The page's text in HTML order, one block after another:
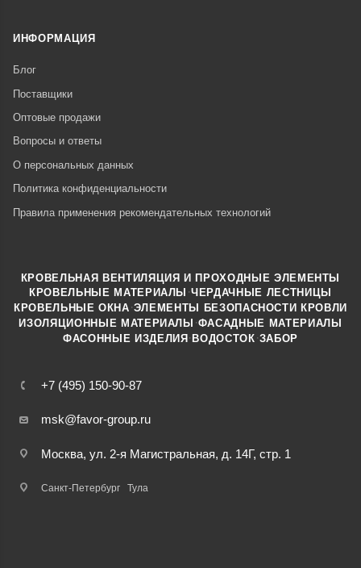
ИНФОРМАЦИЯ
Блог
Поставщики
Оптовые продажи
Вопросы и ответы
О персональных данных
Политика конфиденциальности
Правила применения рекомендательных технологий
+7 (495) 150-90-87
msk@favor-group.ru
Москва, ул. 2-я Магистральная, д. 14Г, стр. 1
Санкт-Петербург Тула
КРОВЕЛЬНАЯ ВЕНТИЛЯЦИЯ И ПРОХОДНЫЕ ЭЛЕМЕНТЫ
КРОВЕЛЬНЫЕ МАТЕРИАЛЫ ·ЧЕРДАЧНЫЕ ЛЕСТНИЦЫ
КРОВЕЛЬНЫЕ ОКНА ·ЭЛЕМЕНТЫ БЕЗОПАСНОСТИ КРОВЛИ
ИЗОЛЯЦИОННЫЕ МАТЕРИАЛЫ ·ФАСАДНЫЕ МАТЕРИАЛЫ
ФАСОННЫЕ ИЗДЕЛИЯ·ВОДОСТОК ·ЗАБОР